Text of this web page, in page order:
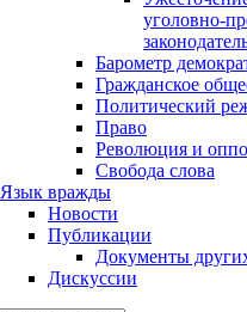
уголовно-
Барометр
Гражданское
Политический
Право
Революция и
Свобода слова
Язык вражды
Новости
Публикации
Документы
Дискуссии